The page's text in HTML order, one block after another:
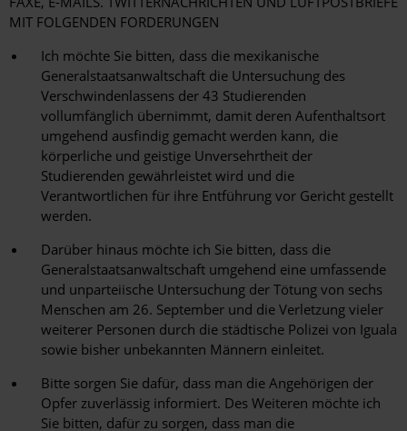
MIT FOLGENDEN FORDERUNGEN
Ich möchte Sie bitten, dass die mexikanische
Generalstaatsanwaltschaft die Untersuchung des
Verschwindenlassens der 43 Studierenden
vollumfänglich übernimmt, damit deren Aufenthaltsort
umgehend ausfindig gemacht werden kann, die
körperliche und geistige Unversehrtheit der
Studierenden gewährleistet wird und die
Verantwortlichen für ihre Entführung vor Gericht gestellt
werden.
Darüber hinaus möchte ich Sie bitten, dass die
Generalstaatsanwaltschaft umgehend eine umfassende
und unparteiische Untersuchung der Tötung von sechs
Menschen am 26. September und die Verletzung vieler
weiterer Personen durch die städtische Polizei von Iguala
sowie bisher unbekannten Männern einleitet.
Bitte sorgen Sie dafür, dass man die Angehörigen der
Opfer zuverlässig informiert. Des Weiteren möchte ich
Sie bitten, dafür zu sorgen, dass man die